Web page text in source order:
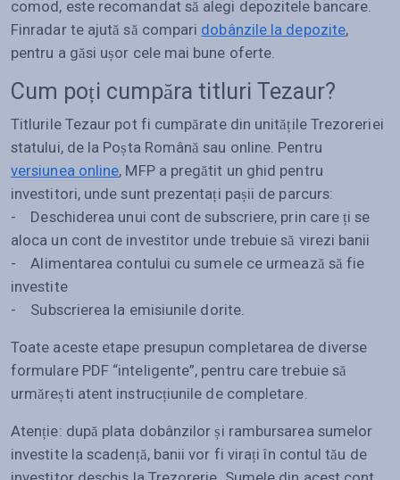
comod, este recomandat să alegi depozitele bancare.
Finradar te ajută să compari dobânzile la depozite,
pentru a găsi ușor cele mai bune oferte.
Cum poți cumpăra titluri Tezaur?
Titlurile Tezaur pot fi cumpărate din unitățile Trezoreriei
statului, de la Poșta Română sau online. Pentru
versiunea online, MFP a pregătit un ghid pentru
investitori, unde sunt prezentați pașii de parcurs:
- Deschiderea unui cont de subscriere, prin care ți se
aloca un cont de investitor unde trebuie să virezi banii
- Alimentarea contului cu sumele ce urmează să fie
investite
- Subscrierea la emisiunile dorite.
Toate aceste etape presupun completarea de diverse
formulare PDF “inteligente”, pentru care trebuie să
urmărești atent instrucțiunile de completare.
Atenție: după plata dobânzilor și rambursarea sumelor
investite la scadență, banii vor fi virați în contul tău de